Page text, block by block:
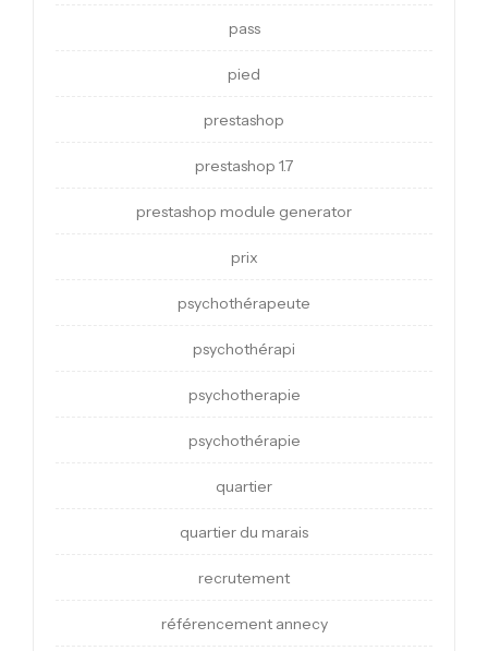
pass
pied
prestashop
prestashop 1.7
prestashop module generator
prix
psychothérapeute
psychothérapi
psychotherapie
psychothérapie
quartier
quartier du marais
recrutement
référencement annecy